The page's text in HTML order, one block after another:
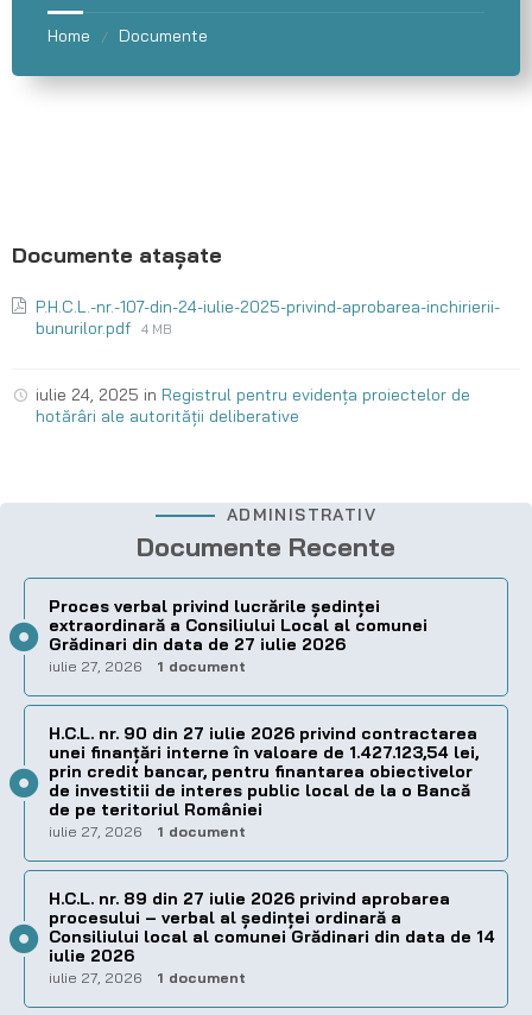
Home / Documente
P.H.C.L.-nr.-107-din-24-iulie-2025-privind-aprobarea-inchirierii-
bunurilor.pdf
4 MB
iulie 24, 2025 in Registrul pentru evidența proiectelor de
hotărâri ale autorității deliberative
ADMINISTRATIV
Documente Recente
Proces verbal privind lucrările ședinței
extraordinară a Consiliului Local al comunei
Grădinari din data de 27 iulie 2026
iulie 27, 2026 1 document
H.C.L. nr. 90 din 27 iulie 2026 privind contractarea
unei finanțări interne în valoare de 1.427.123,54 lei,
prin credit bancar, pentru finantarea obiectivelor
de investitii de interes public local de la o Bancă
de pe teritoriul României
iulie 27, 2026 1 document
H.C.L. nr. 89 din 27 iulie 2026 privind aprobarea
procesului – verbal al şedinţei ordinară a
Consiliului local al comunei Grădinari din data de 14
iulie 2026
iulie 27, 2026 1 document